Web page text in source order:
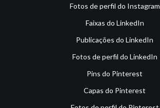
Fotos de perfil do Instagram
Faixas do LinkedIn
Publicações do LinkedIn
Fotos de perfil do LinkedIn
Pins do Pinterest
Capas do Pinterest